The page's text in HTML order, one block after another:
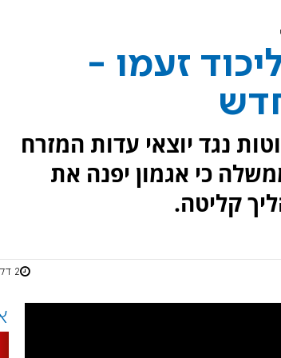
זעמו -
נגד יוצאי עדות המזרח
כי אגמון יפנה את
קליטה.
2 דקות